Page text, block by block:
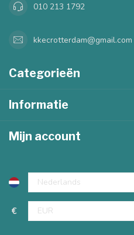
010 213 1792
kkecrotterdam@gmail.com
Categorieën
Informatie
Mijn account
€